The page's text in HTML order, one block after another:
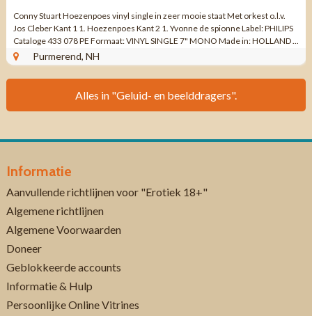
Conny Stuart Hoezenpoes vinyl single in zeer mooie staat Met orkest o.l.v.
Jos Cleber Kant 1 1. Hoezenpoes Kant 2 1. Yvonne de spionne Label: PHILIPS
Cataloge 433 078 PE Formaat: VINYL SINGLE 7" MONO Made in: HOLLAND ...
Purmerend, NH
Alles in "Geluid- en beelddragers".
Informatie
Aanvullende richtlijnen voor "Erotiek 18+"
Algemene richtlijnen
Algemene Voorwaarden
Doneer
Geblokkeerde accounts
Informatie & Hulp
Persoonlijke Online Vitrines